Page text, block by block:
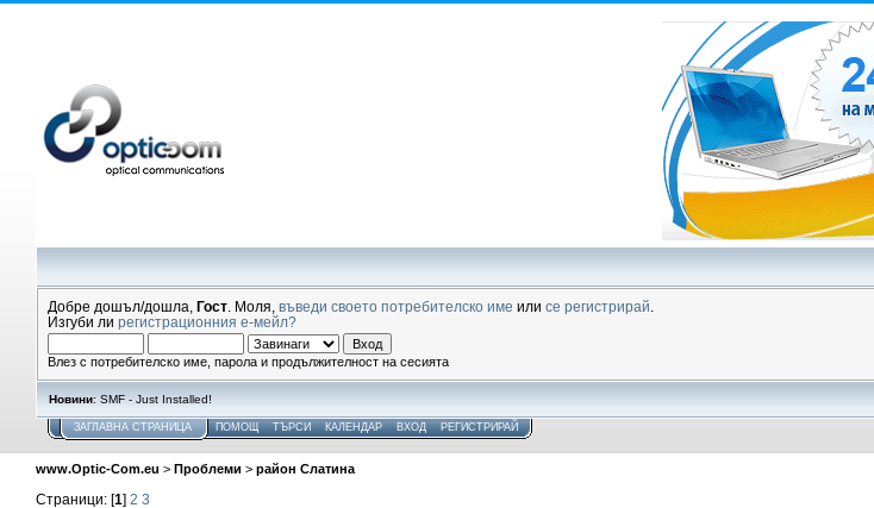
Добре дошъл/дошла, Гост . Моля, въведи своето потребителско име или се регистрирай
Изгуби ли регистрационния е-мейл?
Влез с потребителско име, парола и продължителност на сесията
Новини: SMF - Just Installed!
ЗАГЛАВНА СТРАНИЦА ПОМОЩ ТЪРСИ КАЛЕНДАР ВХОД РЕГИСТРИРАЙ
www.Optic-Com.eu > Проблеми > район Слатина
Страници: [1] 2 3